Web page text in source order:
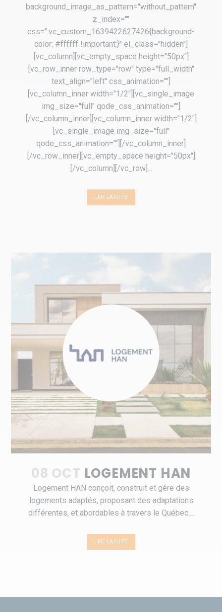
background_image_as_pattern="without_pattern"
z_index=""
css=".vc_custom_1639422627426{background-
color: #ffffff !important;}" el_class="hidden"]
[vc_column][vc_empty_space height="50px"]
[vc_row_inner row_type="row" type="full_width"
text_align="left" css_animation=""]
[vc_column_inner width="1/2"][vc_single_image
img_size="full" qode_css_animation=""]
[/vc_column_inner][vc_column_inner width="1/2"]
[vc_single_image img_size="full"
qode_css_animation=""][/vc_column_inner]
[/vc_row_inner][vc_empty_space height="50px"]
[/vc_column][/vc_row]...
LIRE LA SUITE
08 OCT LOGEMENT HAN
Logement HAN conçoit, construit et gère des
logements adaptés, proposant des adaptations
différentes, et abordables à travers le Québec....
LIRE LA SUITE